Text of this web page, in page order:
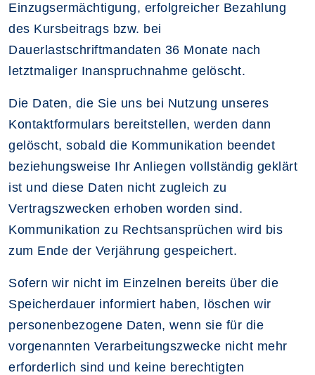
Einzugsermächtigung, erfolgreicher Bezahlung
des Kursbeitrags bzw. bei
Dauerlastschriftmandaten 36 Monate nach
letztmaliger Inanspruchnahme gelöscht.
Die Daten, die Sie uns bei Nutzung unseres
Kontaktformulars bereitstellen, werden dann
gelöscht, sobald die Kommunikation beendet
beziehungsweise Ihr Anliegen vollständig geklärt
ist und diese Daten nicht zugleich zu
Vertragszwecken erhoben worden sind.
Kommunikation zu Rechtsansprüchen wird bis
zum Ende der Verjährung gespeichert.
Sofern wir nicht im Einzelnen bereits über die
Speicherdauer informiert haben, löschen wir
personenbezogene Daten, wenn sie für die
vorgenannten Verarbeitungszwecke nicht mehr
erforderlich sind und keine berechtigten